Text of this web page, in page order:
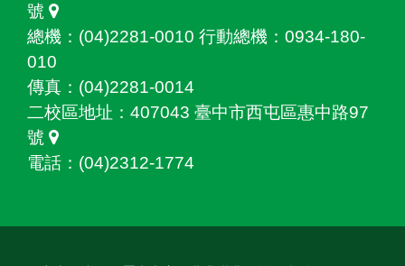
號
總機：(04)2281-0010 行動總機：0934-180-
010
傳真：(04)2281-0014
二校區地址： 407043 臺中市西屯區惠中路97
號
電話：(04)2312-1774